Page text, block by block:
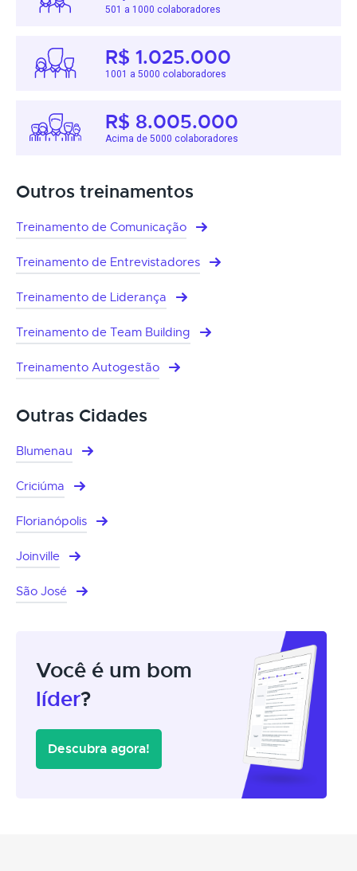
501 a 1000 colaboradores
R$ 1.025.000
1001 a 5000 colaboradores
R$ 8.005.000
Acima de 5000 colaboradores
Outros treinamentos
Treinamento de Comunicação
Treinamento de Entrevistadores
Treinamento de Liderança
Treinamento de Team Building
Treinamento Autogestão
Outras Cidades
Blumenau
Criciúma
Florianópolis
Joinville
São José
Você é um bom
líder?
Descubra agora!